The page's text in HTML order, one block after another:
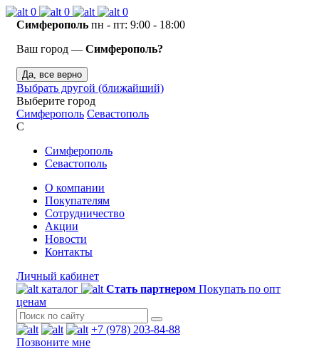
0 0
0
Симферополь пн - пт: 9:00 - 18:00
Ваш город — Симферополь?
Да, все верно
Выбрать другой (ближайший)
Выберите город
Симферополь Севастополь
С
Симферополь
Севастополь
О компании
Покупателям
Сотрудничество
Акции
Новости
Контакты
Личный кабинет
каталог
Стать партнером Покупать по опт
ценам
+7 (978) 203-84-88
Позвоните мне